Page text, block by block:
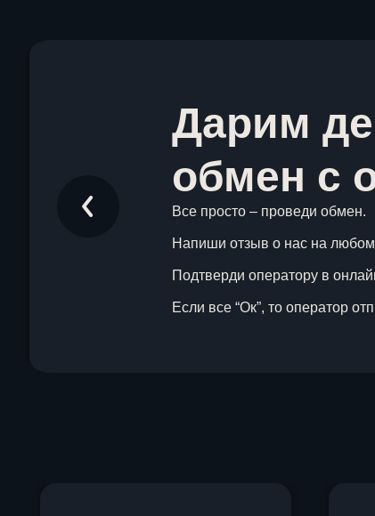
Дарим
обмен с
Все просто – проведи обмен.
Напиши отзыв о нас на
Подтверди оператору в
Если все “Ок”, то оператор